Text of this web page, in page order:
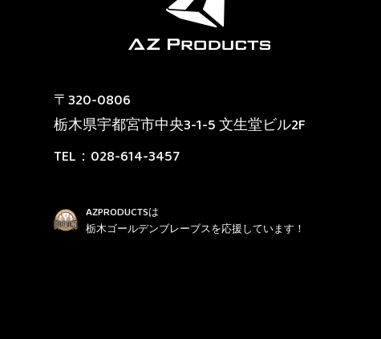
〒320-0806
栃木県宇都宮市中央3-1-5 文生堂ビル2F
TEL： 028-614-3457
AZPRODUCTSは
栃木ゴールデンブレーブスを応援しています！